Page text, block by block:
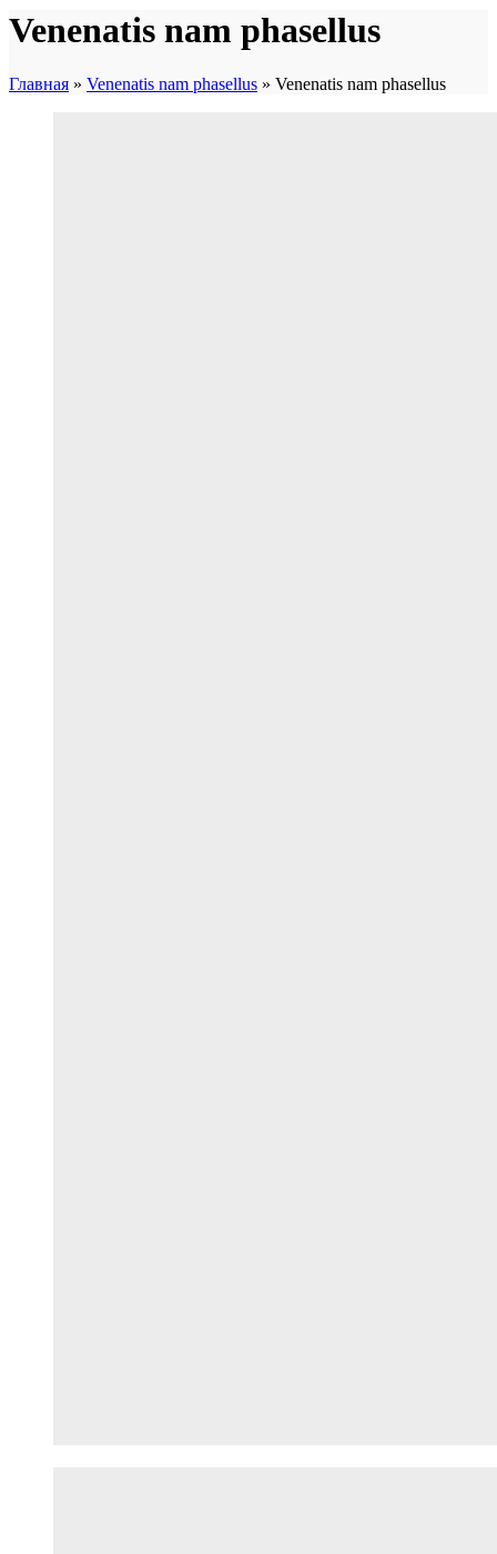
Venenatis nam phasellus
Главная » Venenatis nam phasellus » Venenatis nam phasellus